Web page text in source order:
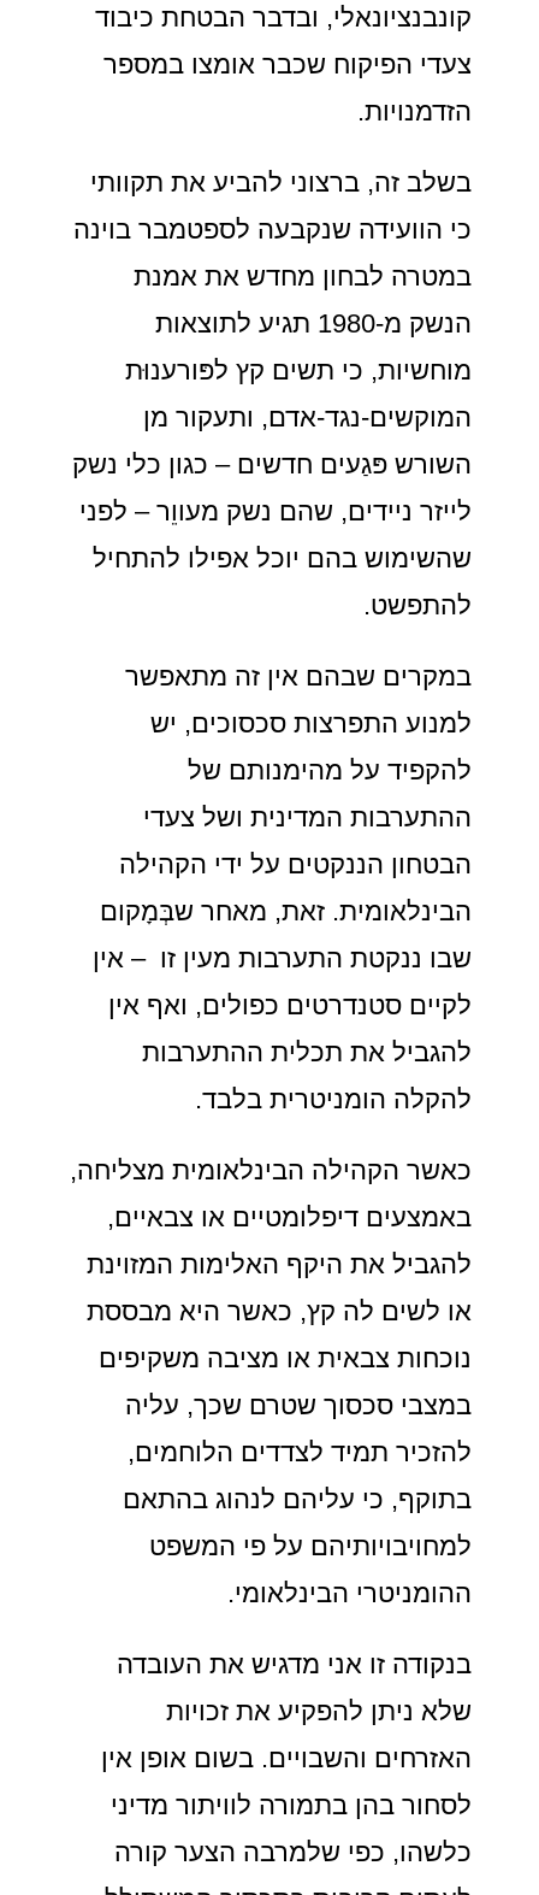
קונבנציונאלי, ובדבר הבטחת כיבוד
צעדי הפיקוח שכבר אומצו במספר
הזדמנויות.
בשלב זה, ברצוני להביע את תקוותי
כי הוועידה שנקבעה לספטמבר בוינה
במטרה לבחון מחדש את אמנת
הנשק מ-1980 תגיע לתוצאות
מוחשיות, כי תשים קץ לפּורענוּת
המוקשים-נגד-אדם, ותעקור מן
השורש פּגַעים חדשים – כגון כלי נשק
לייזר ניידים, שהם נשק מעווֵר – לפני
שהשימוש בהם יוכל אפילו להתחיל
להתפשט.
במקרים שבהם אין זה מתאפשר
למנוע התפרצות סכסוכים, יש
להקפיד על מהימנותם של
ההתערבות המדינית ושל צעדי
הבטחון הננקטים על ידי הקהילה
הבינלאומית. זאת, מאחר שבְּמָקום
שבו ננקטת התערבות מעין זו – אין
לקיים סטנדרטים כפולים, ואף אין
להגביל את תכלית ההתערבות
להקלה הומניטרית בלבד.
כאשר הקהילה הבינלאומית מצליחה,
באמצעים דיפלומטיים או צבאיים,
להגביל את היקף האלימות המזוינת
או לשים לה קץ, כאשר היא מבססת
נוכחות צבאית או מציבה משקיפים
במצבי סכסוך שטרם שכך, עליה
להזכיר תמיד לצדדים הלוחמים,
בתוקף, כי עליהם לנהוג בהתאם
למחויבויותיהם על פי המשפט
ההומניטרי הבינלאומי.
בנקודה זו אני מדגיש את העובדה
שלא ניתן להפקיע את זכויות
האזרחים והשבויים. בשום אופן אין
לסחור בהן בתמורה לוויתור מדיני
כלשהו, כפי שלמרבה הצער קורה